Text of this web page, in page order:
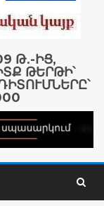
Թ․-ԻՑ,
ԹԵՐԹԻ՝